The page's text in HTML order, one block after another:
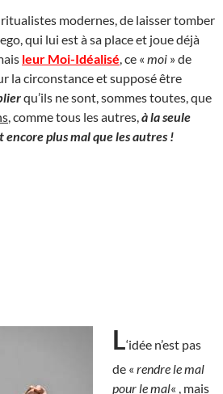
modernes, de laisser tomber
qui lui est à sa place et joue déjà
leur Moi-Idéalisé , ce « moi » de
la circonstance et supposé être
qu’ils ne sont, sommes toutes, que
, comme tous les autres, à la seule
plus mal que les autres !
L‘idée n’est pas
de « rendre le mal
pour le mal« , mais